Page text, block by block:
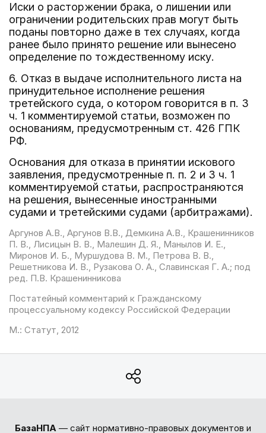
Иски о расторжении брака, о лишении или
ограничении родительских прав могут быть
поданы повторно даже в тех случаях, когда
ранее было принято решение или вынесено
определение по тождественному иску.
6. Отказ в выдаче исполнительного листа на
принудительное исполнение решения
третейского суда, о котором говорится в п. 3
ч. 1 комментируемой статьи, возможен по
основаниям, предусмотренным ст. 426 ГПК
РФ.
Основания для отказа в принятии искового
заявления, предусмотренные п. п. 2 и 3 ч. 1
комментируемой статьи, распространяются
на решения, вынесенные иностранными
судами и третейскими судами (арбитражами).
Аргунов А.В., Аргунов В.В., Демкина А.В., Крашенинников
П. В., Лисицын В. В., Малешин Д. Я., Манылов И. Е.,
Миронов И. Б., Муршудова В. М., Петрова В. В.,
Решетникова И. В., Рузакова О. А., Славинская Г. А.; под
ред. П.В. Крашенинникова
Постатейный комментарий к Гражданскому
процессуальному кодексу Российской Федерации
М.: Статут, 2012
БазаНПА — сайт нормативно-правовых документов и